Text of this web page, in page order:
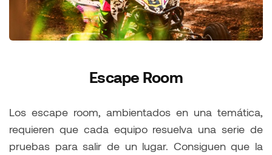
Escape Room
Los escape room, ambientados en una temática,
requieren que cada equipo resuelva una serie de
pruebas para salir de un lugar. Consiguen que la